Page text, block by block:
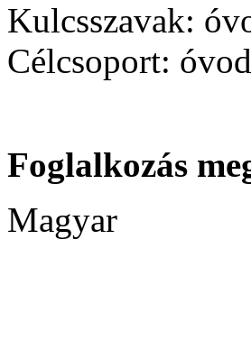
Kulcsszavak:
Célcsoport:
Foglalkozás
Magyar